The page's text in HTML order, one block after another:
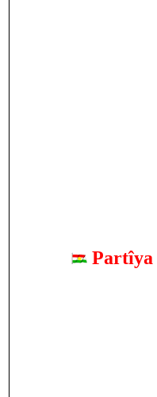
Partîya